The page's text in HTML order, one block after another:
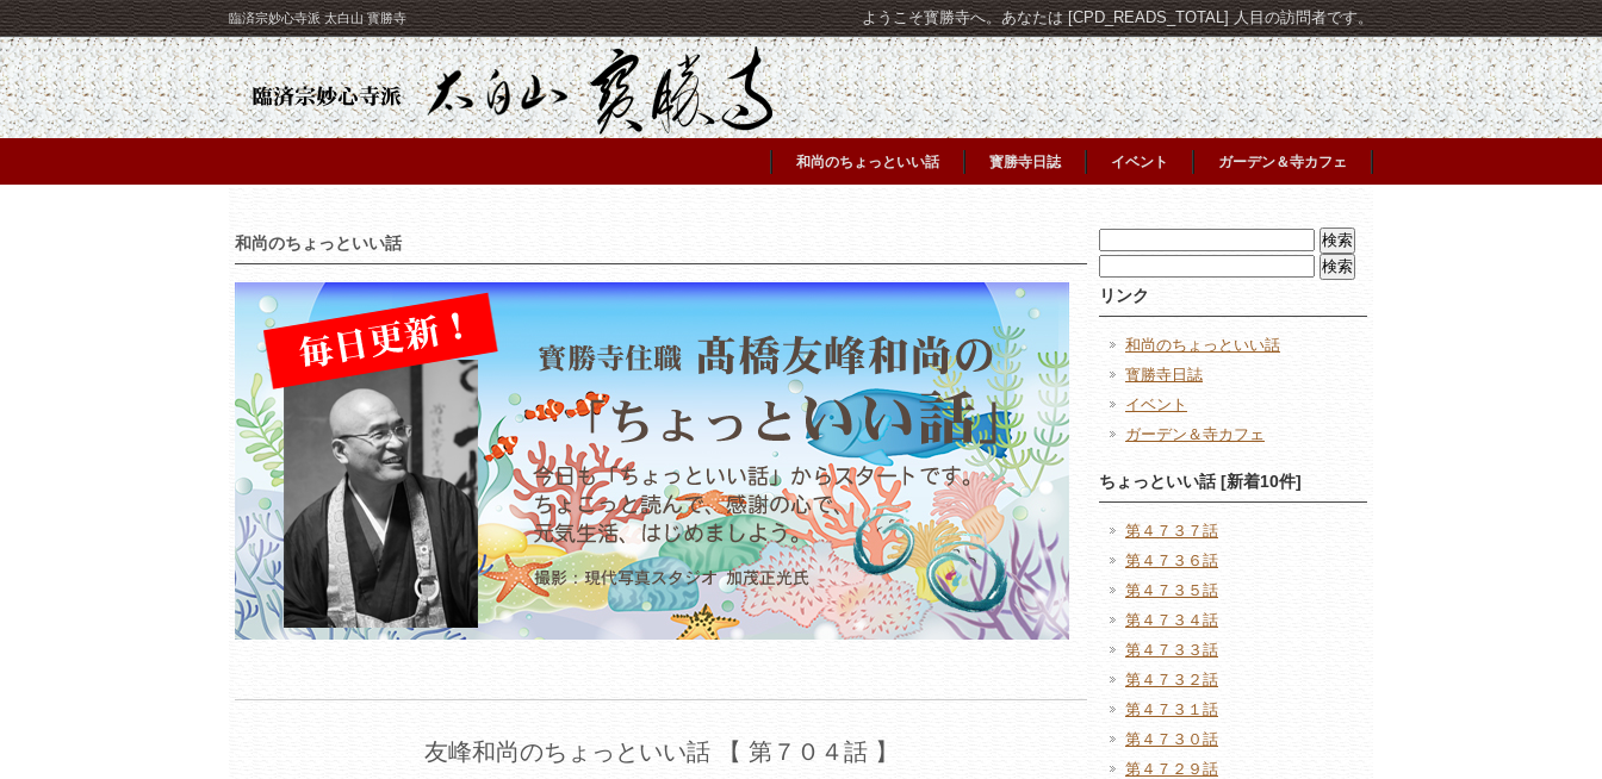
臨済宗妙心寺派 太白山 寳勝寺 ようこそ寳勝寺へ。あなたは [CPD_READS_TOTAL] 人目の訪問者です。
和尚のちょっといい話 寳勝寺日誌 イベント ガーデン＆寺カフェ
和尚のちょっといい話
友峰和尚のちょっといい話 【 第７０４話 】
索:
索:
リンク
和尚のちょっといい話
寳勝寺日誌
イベント
ガーデン＆寺カフェ
ちょっといい話 [新着10件]
第４７３７話
第４７３６話
第４７３５話
第４７３４話
第４７３３話
第４７３２話
第４７３１話
第４７３０話
第４７２９話